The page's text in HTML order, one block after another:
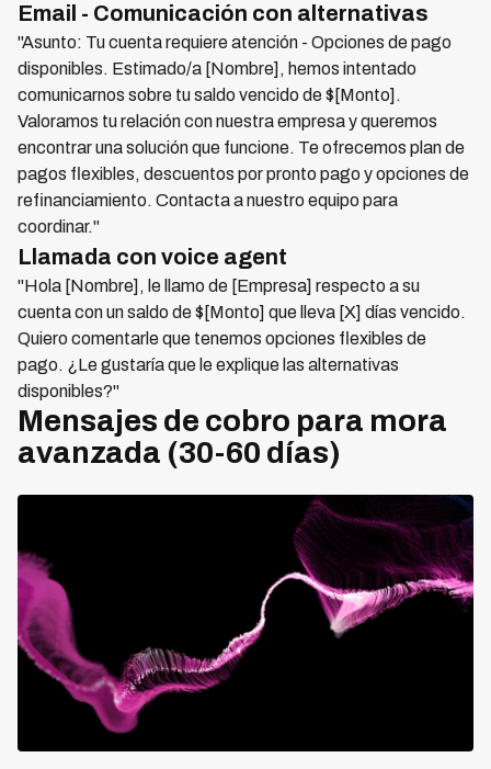
Email - Comunicación con alternativas
"Asunto: Tu cuenta requiere atención - Opciones de pago
disponibles. Estimado/a [Nombre], hemos intentado
comunicarnos sobre tu saldo vencido de $[Monto].
Valoramos tu relación con nuestra empresa y queremos
encontrar una solución que funcione. Te ofrecemos plan de
pagos flexibles, descuentos por pronto pago y opciones de
refinanciamiento. Contacta a nuestro equipo para
coordinar."
Llamada con voice agent
"Hola [Nombre], le llamo de [Empresa] respecto a su
cuenta con un saldo de $[Monto] que lleva [X] días vencido.
Quiero comentarle que tenemos opciones flexibles de
pago. ¿Le gustaría que le explique las alternativas
disponibles?"
Mensajes de cobro para mora
avanzada (30-60 días)